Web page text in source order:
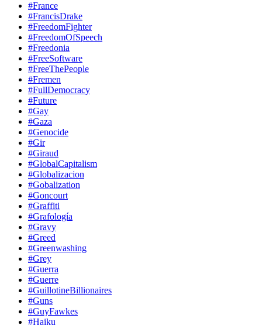
#France
#FrancisDrake
#FreedomFighter
#FreedomOfSpeech
#Freedonia
#FreeSoftware
#FreeThePeople
#Fremen
#FullDemocracy
#Future
#Gay
#Gaza
#Genocide
#Gir
#Giraud
#GlobalCapitalism
#Globalizacion
#Gobalization
#Goncourt
#Graffiti
#Grafología
#Gravy
#Greed
#Greenwashing
#Grey
#Guerra
#Guerre
#GuillotineBillionaires
#Guns
#GuyFawkes
#Haiku